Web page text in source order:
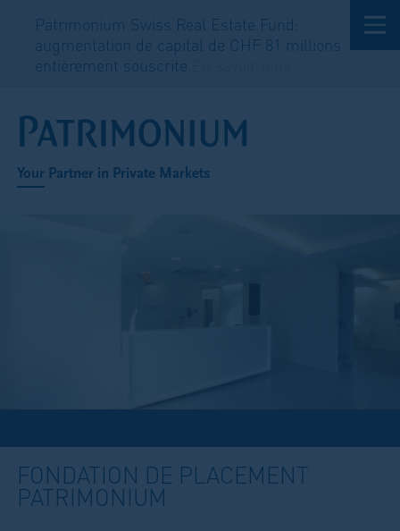
Fund:
CHF 81 millions
plus
Private Credit : troisième
et lancement du Senior
savoir plus
Your Partner in Private Markets
FONDATION DE PLACEMENT
PATRIMONIUM